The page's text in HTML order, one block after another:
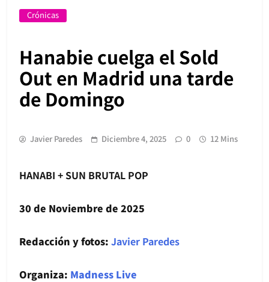
Crónicas
Hanabie cuelga el Sold
Out en Madrid una tarde
de Domingo
Javier Paredes Diciembre 4, 2025 0 12 Mins
HANABI + SUN BRUTAL POP
30 de Noviembre de 2025
Redacción y fotos: Javier Paredes
Organiza: Madness Live